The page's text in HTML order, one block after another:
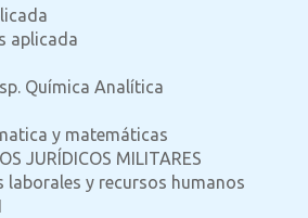
aplicada
Química Analítica
y matemáticas
JURÍDICOS MILITARES
laborales y recursos humanos